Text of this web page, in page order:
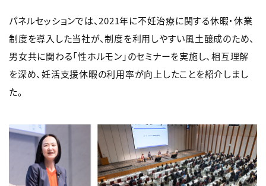
パネルセッションでは、2021年に不妊治療に関する休暇・休業
制度を導入した当社が、制度を利用しやすい風土醸成のため、
男女共に関わる「性ホルモン」のセミナーを実施し、相互理解
を深め、妊活支援休暇の利用率が向上したことを紹介しまし
た。